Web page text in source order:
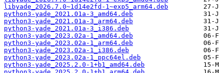
libyade_2026.7.0~1d14e2fd-1~exp5_arm64.deb
python3-yade_2021.01a-3_amd64.deb
python3-yade_2021.01a-3_arm64.deb
python3-yade_2021.01a-3_i386.deb
python3-yade_2023.02a-1_amd64.deb
python3-yade_2023.02a-1_arm64.deb
python3-yade_2023.02a-1_i386.deb
python3-yade_2023.02a-1_ppc64el.deb
python3-yade_2025.2.0-1+b1_amd64.deb